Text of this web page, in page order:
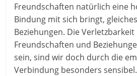
Freundschaften natürlich eine
Bindung mit sich bringt,
Beziehungen. Die
Freundschaften und
sein, sind wir doch durch die
Verbindung besonders